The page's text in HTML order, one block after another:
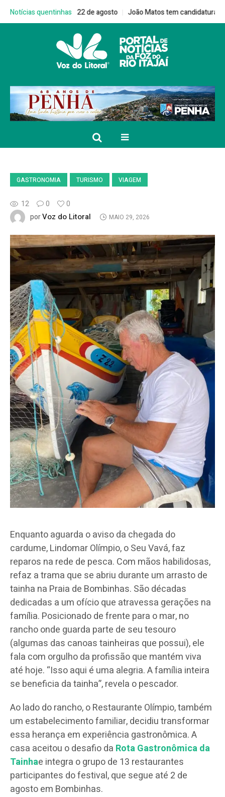
Notícias quentinhas
22 de agosto João Matos tem candidatura homologada em
GASTRONOMIA TURISMO VIAGEM
12 0
0
porVoz do Litoral MAIO 29, 2026
Enquanto aguarda o aviso da chegada do
cardume, Lindomar Olímpio, o Seu Vavá, faz
reparos na rede de pesca. Com mãos habilidosas,
refaz a trama que se abriu durante um arrasto de
tainha na Praia de Bombinhas. São décadas
dedicadas a um ofício que atravessa gerações na
família. Posicionado de frente para o mar, no
rancho onde guarda parte de seu tesouro
(algumas das canoas tainheiras que possui), ele
fala com orgulho da profissão que mantém viva
até hoje. “Isso aqui é uma alegria. A família inteira
se beneficia da tainha”, revela o pescador.
Ao lado do rancho, o Restaurante Olímpio, também
um estabelecimento familiar, decidiu transformar
essa herança em experiência gastronômica. A
casa aceitou o desafio da Rota Gastronômica da
Tainhae integra o grupo de 13 restaurantes
participantes do festival, que segue até 2 de
agosto em Bombinhas.